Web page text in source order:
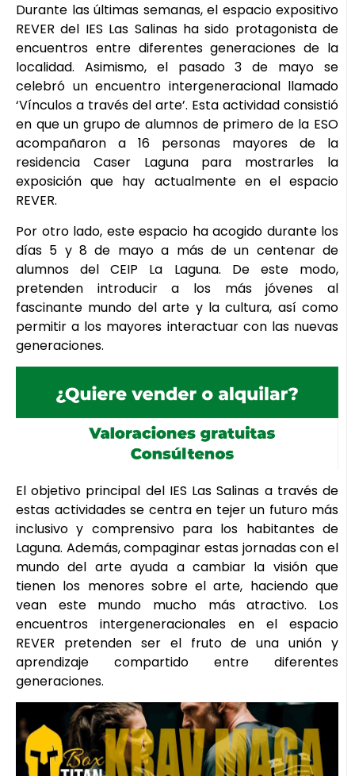
Durante las últimas semanas, el espacio expositivo
REVER del IES Las Salinas ha sido protagonista de
encuentros entre diferentes generaciones de la
localidad. Asimismo, el pasado 3 de mayo se
celebró un encuentro intergeneracional llamado
‘Vínculos a través del arte’. Esta actividad consistió
en que un grupo de alumnos de primero de la ESO
acompañaron a 16 personas mayores de la
residencia Caser Laguna para mostrarles la
exposición que hay actualmente en el espacio
REVER.
Por otro lado, este espacio ha acogido durante los
días 5 y 8 de mayo a más de un centenar de
alumnos del CEIP La Laguna. De este modo,
pretenden introducir a los más jóvenes al
fascinante mundo del arte y la cultura, así como
permitir a los mayores interactuar con las nuevas
generaciones.
El objetivo principal del IES Las Salinas a través de
estas actividades se centra en tejer un futuro más
inclusivo y comprensivo para los habitantes de
Laguna. Además, compaginar estas jornadas con el
mundo del arte ayuda a cambiar la visión que
tienen los menores sobre el arte, haciendo que
vean este mundo mucho más atractivo. Los
encuentros intergeneracionales en el espacio
REVER pretenden ser el fruto de una unión y
aprendizaje compartido entre diferentes
generaciones.